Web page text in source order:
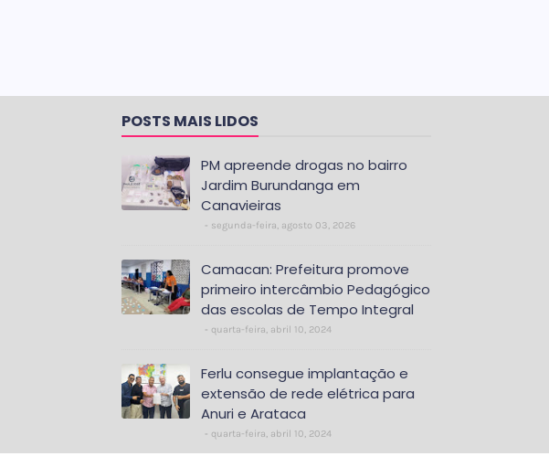
POSTS MAIS LIDOS
PM apreende drogas no bairro
Jardim Burundanga em
Canavieiras
segunda-feira, agosto 03, 2026
Camacan: Prefeitura promove
primeiro intercâmbio Pedagógico
das escolas de Tempo Integral
quarta-feira, abril 10, 2024
Ferlu consegue implantação e
extensão de rede elétrica para
Anuri e Arataca
quarta-feira, abril 10, 2024